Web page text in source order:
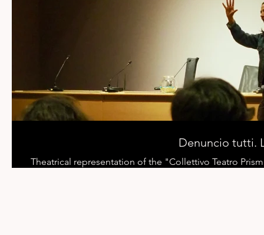
Denuncio tutti.
Theatrical representation of the "Collettivo Teatro